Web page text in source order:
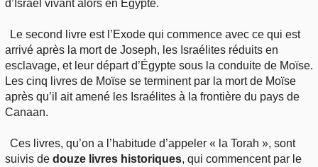
d’Israël vivant alors en Égypte.
Le second livre est l’Exode qui commence avec ce qui est
arrivé après la mort de Joseph, les Israélites réduits en
esclavage, et leur départ d’Égypte sous la conduite de Moïse.
Les cinq livres de Moïse se terminent par la mort de Moïse
après qu’il ait amené les Israélites à la frontière du pays de
Canaan.
Ces livres, qu’on a l’habitude d’appeler « la Torah », sont
suivis de douze livres historiques, qui commencent par le